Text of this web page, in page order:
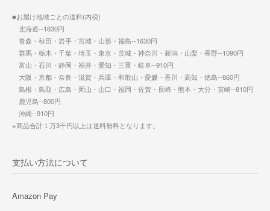
■お届け地域ごとの送料(内税)
北海道--1630円
青森・秋田・岩手・宮城・山形・福島--1630円
群馬・栃木・千葉・埼玉・東京・茨城・神奈川・新潟・山梨・長野--1090円
富山・石川・静岡・福井・愛知・三重・岐阜--910円
大阪・京都・奈良・滋賀・兵庫・和歌山・愛媛・香川・高知・徳島--860円
島根・鳥取・広島・岡山・山口・福岡・佐賀・長崎・熊本・大分・宮崎--810円
鹿児島--800円
沖縄--910円
※商品合計１万3千円以上は送料無料となります。
支払い方法について
Amazon Pay